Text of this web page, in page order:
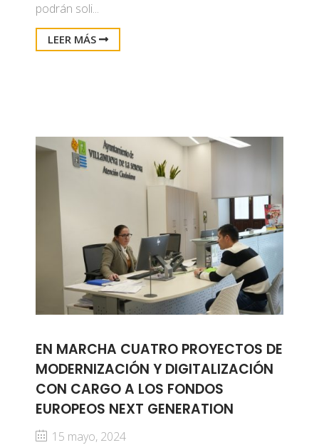
podrán soli...
LEER MÁS
EN MARCHA CUATRO PROYECTOS DE
MODERNIZACIÓN Y DIGITALIZACIÓN
CON CARGO A LOS FONDOS
EUROPEOS NEXT GENERATION
15 mayo, 2024